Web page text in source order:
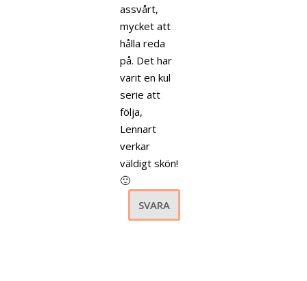
assvårt,
mycket att
hålla reda
på. Det har
varit en kul
serie att
följa,
Lennart
verkar
väldigt skön!
🙂
SVARA